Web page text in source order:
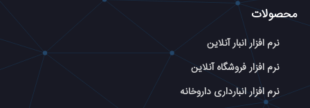
محصولات
نرم افزار انبار آنلاین
نرم افزار فروشگاه آنلاین
نرم افزار انبارداری داروخانه